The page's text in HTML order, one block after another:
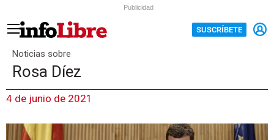
Publicidad
SUSCRÍBETE
Noticias sobre
Rosa Díez
4 de junio de 2021